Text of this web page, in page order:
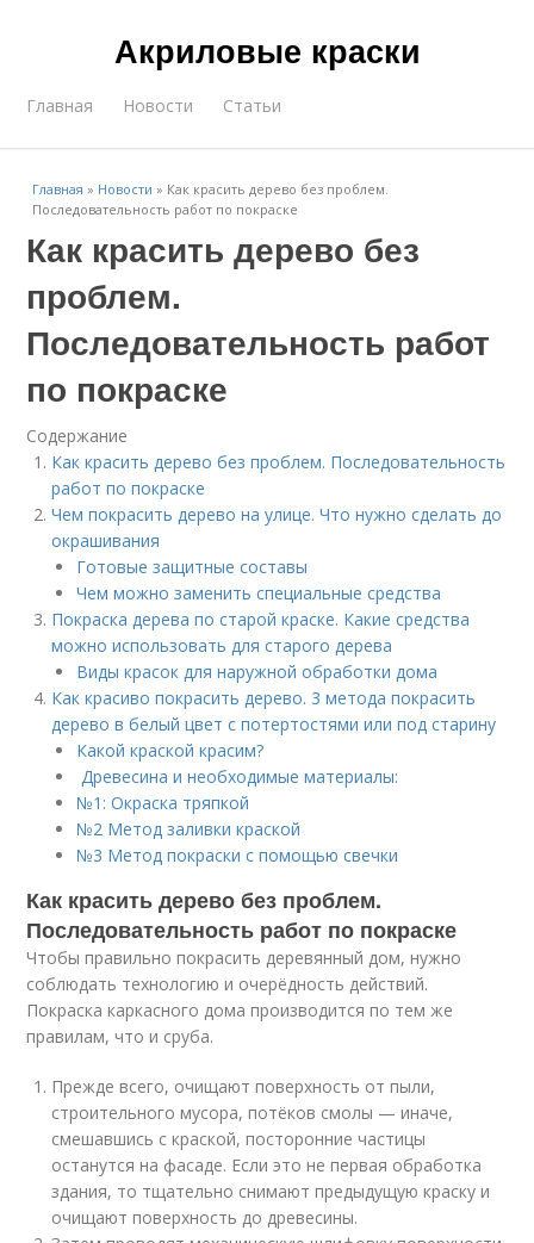
Акриловые краски
Главная Новости Статьи
Главная » Новости » Как красить дерево без проблем.
Последовательность работ по покраске
Как красить дерево без
проблем.
Последовательность работ
по покраске
Содержание
Как красить дерево без проблем. Последовательность
работ по покраске
Чем покрасить дерево на улице. Что нужно сделать до
окрашивания
Готовые защитные составы
Чем можно заменить специальные средства
Покраска дерева по старой краске. Какие средства
можно использовать для старого дерева
Виды красок для наружной обработки дома
Как красиво покрасить дерево. 3 метода покрасить
дерево в белый цвет с потертостями или под старину
Какой краской красим?
Древесина и необходимые материалы:
№1: Окраска тряпкой
№2 Метод заливки краской
№3 Метод покраски с помощью свечки
Как красить дерево без проблем.
Последовательность работ по покраске
Чтобы правильно покрасить деревянный дом, нужно
соблюдать технологию и очерёдность действий.
Покраска каркасного дома производится по тем же
правилам, что и сруба.
Прежде всего, очищают поверхность от пыли,
строительного мусора, потёков смолы — иначе,
смешавшись с краской, посторонние частицы
останутся на фасаде. Если это не первая обработка
здания, то тщательно снимают предыдущую краску и
очищают поверхность до древесины.